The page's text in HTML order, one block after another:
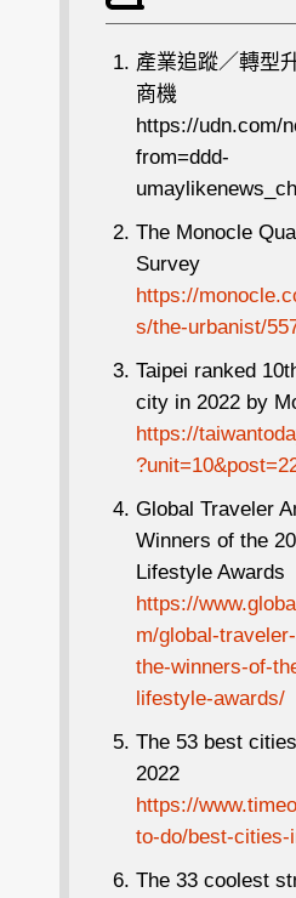
產業追蹤／轉型
商機
https://udn.com/
from=ddd-
The Monocle
Survey
https://
s/the-urbanist/
Taipei ranked
city in 2022 by
https://
Global Traveler
Winners of the
Lifestyle Awards
https://
m/global-
the-winners-of-
lifestyle-awards/
The 53 best
2022
https://
to-do/best-cities-
The 33 coolest